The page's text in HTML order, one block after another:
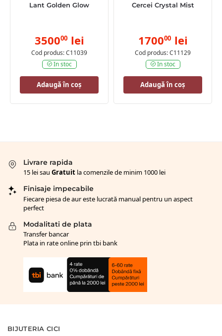
Lant Golden Glow
350000 lei
Cod produs: C11039
In stoc
Adaugă în coș
Cercei Crystal Mist
170000 lei
Cod produs: C11129
In stoc
Adaugă în coș
Livrare rapida
15 lei sau Gratuit la comenzile de minim 1000 lei
Finisaje impecabile
Fiecare piesa de aur este lucrată manual pentru un aspect
perfect
Modalitati de plata
Transfer bancar
Plata in rate online prin tbi bank
BIJUTERIA CICI